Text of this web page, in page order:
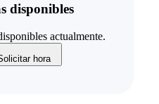
disponibles
actualmente.
hora